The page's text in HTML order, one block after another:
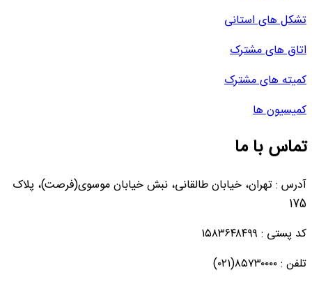
تشکل های استانی
اتاق های مشترک
کمیته های مشترک
کمیسیون ها
تماس با ما
آدرس : تهران، خیابان طالقانی، نبش خیابان موسوی(فرصت)، پلاک
175
کد پستی : ۱۵۸۳۶۴۸۴۹۹
تلفن : ۸۵۷۳۰۰۰۰(۰۲۱)